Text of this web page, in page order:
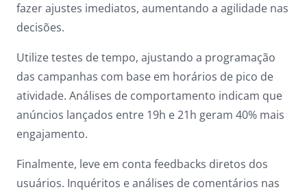
fazer ajustes imediatos, aumentando a agilidade nas
decisões.
Utilize testes de tempo, ajustando a programação
das campanhas com base em horários de pico de
atividade. Análises de comportamento indicam que
anúncios lançados entre 19h e 21h geram 40% mais
engajamento.
Finalmente, leve em conta feedbacks diretos dos
usuários. Inquéritos e análises de comentários nas